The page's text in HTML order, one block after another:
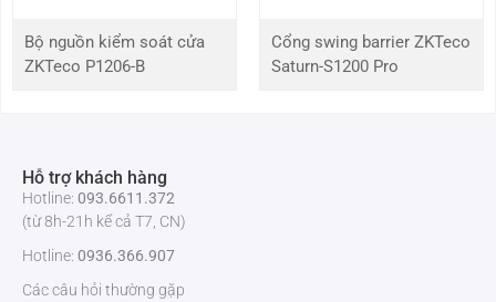
liên kết với máy tính và truyền thông tin.
Bộ nguồn kiểm soát cửa
ZKTeco P1206-B
Cổng swing barrier ZKTeco
Saturn-S1200 Pro
Hỗ trợ khách hàng
Hotline: 093.6611.372
(từ 8h-21h kể cả T7, CN)
Hotline: 0936.366.907
Các câu hỏi thường gặp